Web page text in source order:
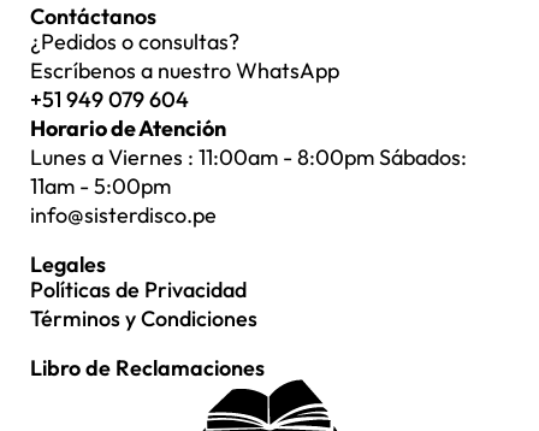
Contáctanos
¿Pedidos o consultas?
Escríbenos a nuestro WhatsApp
+51 949 079 604
Horario de Atención
Lunes a Viernes : 11:00am - 8:00pm Sábados:
11am - 5:00pm
info@sisterdisco.pe
Legales
Políticas de Privacidad
Términos y Condiciones
Libro de Reclamaciones